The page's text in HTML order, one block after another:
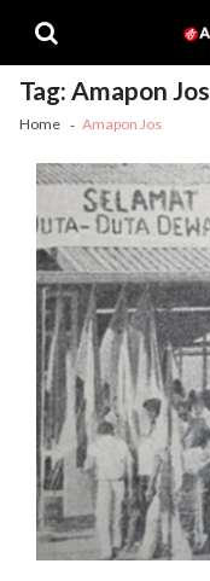
navigation
content
Tag:Amapon Jos
Home Amapon Jos